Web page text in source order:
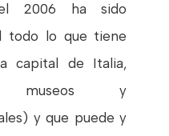
2006 ha sido
todo lo que tiene
capital de Italia,
museos y
y que puede y